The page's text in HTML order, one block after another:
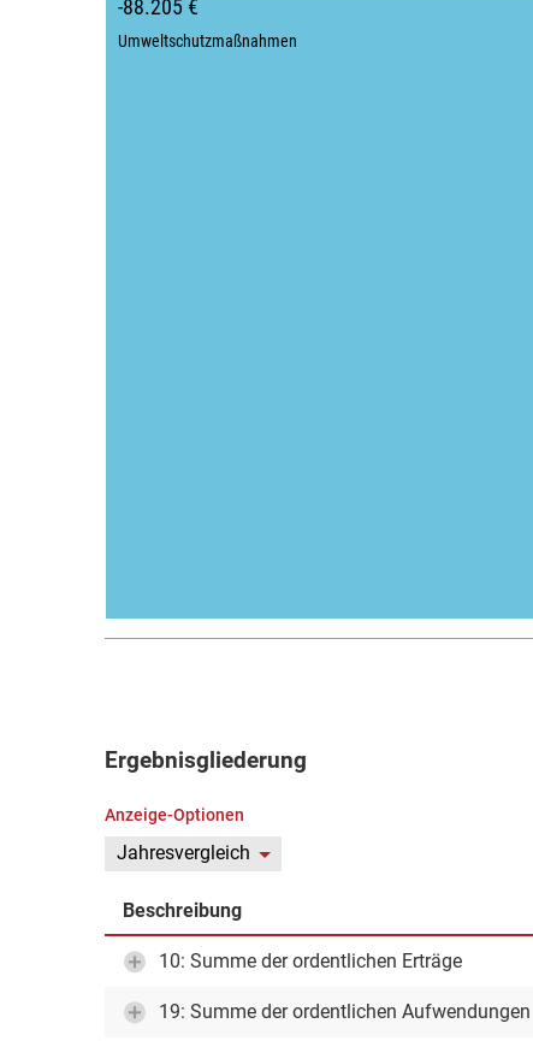
-88.205 €
Umweltschutzmaßnahmen
Ergebnisgliederung
Anzeige-Optionen
Jahresvergleich
Beschreibung
10: Summe der ordentlichen Erträge
19: Summe der ordentlichen Aufwendungen